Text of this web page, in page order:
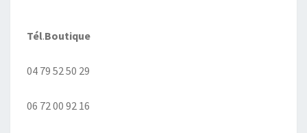
Tél.Boutique
04 79 52 50 29
06 72 00 92 16